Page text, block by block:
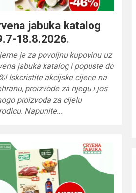
jabuka katalog
18.8.2026.
je za povoljnu kupovinu uz
jabuka katalog i popuste do
Iskoristite akcijske cijene na
proizvode za njegu i još
proizvoda za cijelu
Napunite…